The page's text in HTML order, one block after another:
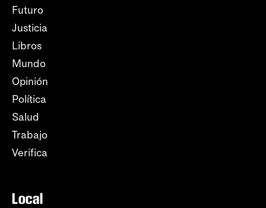
Futuro
Justicia
Libros
Mundo
Opinión
Política
Salud
Trabajo
Verifica
Local